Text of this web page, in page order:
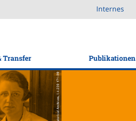
Internes
Transfer Publikationen